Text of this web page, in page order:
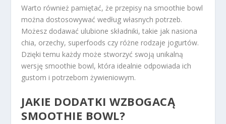
Warto również pamiętać, że przepisy na smoothie bowl
można dostosowywać według własnych potrzeb.
Możesz dodawać ulubione składniki, takie jak nasiona
chia, orzechy, superfoods czy różne rodzaje jogurtów.
Dzięki temu każdy może stworzyć swoją unikalną
wersję smoothie bowl, która idealnie odpowiada ich
gustom i potrzebom żywieniowym.
JAKIE DODATKI WZBOGACĄ
SMOOTHIE BOWL?